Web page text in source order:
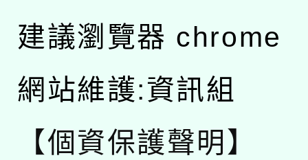
建議瀏覽器 chrome
網站維護:資訊組
【個資保護聲明】